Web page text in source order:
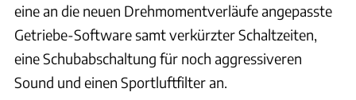
eine an die neuen Drehmomentverläufe angepasste
Getriebe-Software samt verkürzter Schaltzeiten,
eine Schubabschaltung für noch aggressiveren
Sound und einen Sportluftfilter an.